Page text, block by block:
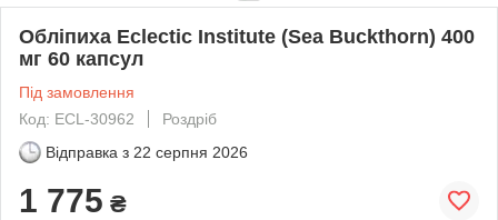
Обліпиха Eclectic Institute (Sea Buckthorn) 400
мг 60 капсул
Під замовлення
Код: ECL-30962
Роздріб
Відправка з 22 серпня 2026
1 775 ₴